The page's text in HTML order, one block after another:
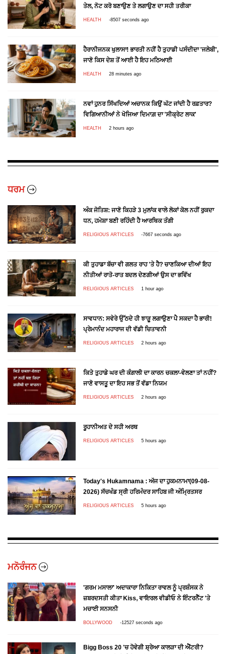
ਤੇਲ, ਨੋਟ ਕਰੋ ਬਣਾਉਣ ਤੇ ਲਗਾਉਣ ਦਾ ਸਹੀ ਤਰੀਕਾ
HEALTH -8507 seconds ago
ਹੈਰਾਨੀਜਨਕ ਖੁਲਾਸਾ! ਭਾਰਤੀ ਨਹੀਂ ਹੈ ਤੁਹਾਡੀ ਪਸੰਦੀਦਾ 'ਜਲੇਬੀ',
ਜਾਣੋ ਕਿਸ ਦੇਸ਼ ਤੋਂ ਆਈ ਹੈ ਇਹ ਮਠਿਆਈ
HEALTH 28 minutes ago
ਨਵਾਂ ਹੁਨਰ ਸਿੱਖਦਿਆਂ ਅਚਾਨਕ ਕਿਉਂ ਘੱਟ ਜਾਂਦੀ ਹੈ ਰਫ਼ਤਾਰ?
ਵਿਗਿਆਨੀਆਂ ਨੇ ਖੋਜਿਆ ਦਿਮਾਗ਼ ਦਾ 'ਸੀਕ੍ਰੇਟ ਲਾਕ'
HEALTH 2 hours ago
ਧਰਮ
ਅੰਕ ਜੋਤਿਸ਼: ਜਾਣੋ ਕਿਹੜੇ 3 ਮੁਲਾਂਕ ਵਾਲੇ ਲੋਕਾਂ ਕੋਲ ਨਹੀਂ ਰੁਕਦਾ
ਧਨ, ਹਮੇਸ਼ਾ ਬਣੀ ਰਹਿੰਦੀ ਹੈ ਆਰਥਿਕ ਤੰਗੀ
RELIGIOUS ARTICLES -7667 seconds ago
ਕੀ ਤੁਹਾਡਾ ਬੱਚਾ ਵੀ ਗਲਤ ਰਾਹ 'ਤੇ ਹੈ? ਚਾਣਕਿਆ ਦੀਆਂ ਇਹ
ਨੀਤੀਆਂ ਰਾਤੋ-ਰਾਤ ਬਦਲ ਦੇਣਗੀਆਂ ਉਸ ਦਾ ਭਵਿੱਖ
RELIGIOUS ARTICLES 1 hour ago
ਸਾਵਧਾਨ: ਸਵੇਰੇ ਉੱਠਦੇ ਹੀ ਝਾੜੂ ਲਗਾਉਣਾ ਪੈ ਸਕਦਾ ਹੈ ਭਾਰੀ!
ਪ੍ਰੇਮਾਨੰਦ ਮਹਾਰਾਜ ਦੀ ਵੱਡੀ ਚਿਤਾਵਨੀ
RELIGIOUS ARTICLES 2 hours ago
ਕਿਤੇ ਤੁਹਾਡੇ ਘਰ ਦੀ ਕੰਗਾਲੀ ਦਾ ਕਾਰਨ ਚਕਲਾ-ਵੇਲਣਾ ਤਾਂ ਨਹੀਂ?
ਜਾਣੋ ਵਾਸਤੂ ਦਾ ਇਹ ਸਭ ਤੋਂ ਵੱਡਾ ਨਿਯਮ
RELIGIOUS ARTICLES 2 hours ago
ਰੂਹਾਨੀਅਤ ਦੇ ਸਹੀ ਅਰਥ
RELIGIOUS ARTICLES 5 hours ago
Today's Hukamnama : ਅੱਜ ਦਾ ਹੁਕਮਨਾਮਾ(09-08-
2026) ਸੱਚਖੰਡ ਸ੍ਰੀ ਹਰਿਮੰਦਰ ਸਾਹਿਬ ਜੀ ਅੰਮ੍ਰਿਤਸਰ
RELIGIOUS ARTICLES 5 hours ago
ਮਨੋਰੰਜਨ
'ਗਰਮ ਮਸਾਲਾ' ਅਦਾਕਾਰਾ ਨਿਕਿਤਾ ਰਾਵਲ ਨੂੰ ਪ੍ਰਸ਼ੰਸਕ ਨੇ
ਜ਼ਬਰਦਸਤੀ ਕੀਤਾ Kiss, ਵਾਇਰਲ ਵੀਡੀਓ ਨੇ ਇੰਟਰਨੈੱਟ 'ਤੇ
ਮਚਾਈ ਸਨਸਨੀ
BOLLYWOOD -12527 seconds ago
Bigg Boss 20 'ਚ ਹੋਵੇਗੀ ਸ਼੍ਰੇਆ ਕਾਲੜਾ ਦੀ ਐਂਟਰੀ?